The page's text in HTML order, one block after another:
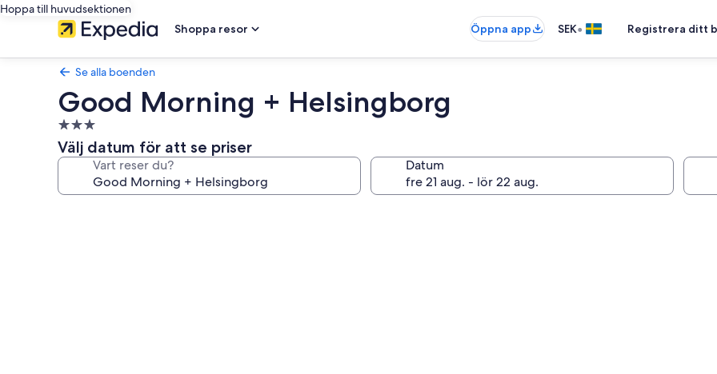
Hoppa till huvudsektionen
Shoppa resor
Öppna app SEK• Registrera ditt
Se alla boenden
Good Morning + Helsingborg
3.0-
stjärnigt
boende
Välj datum för att se priser
Vart reser du? Datum